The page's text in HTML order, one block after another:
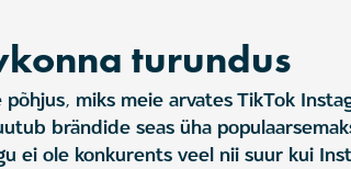
turundus
põhjus, miks meie arvates TikTok
brändide seas üha
ei ole konkurents veel nii suur kui